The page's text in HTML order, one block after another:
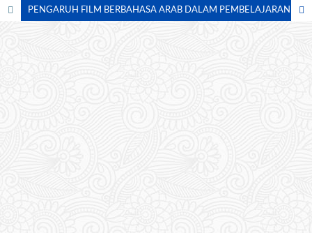
PENGARUH FILM BERBAHASA ARAB DALAM PEMBELAJARAN MAHARAH ISTIMA’